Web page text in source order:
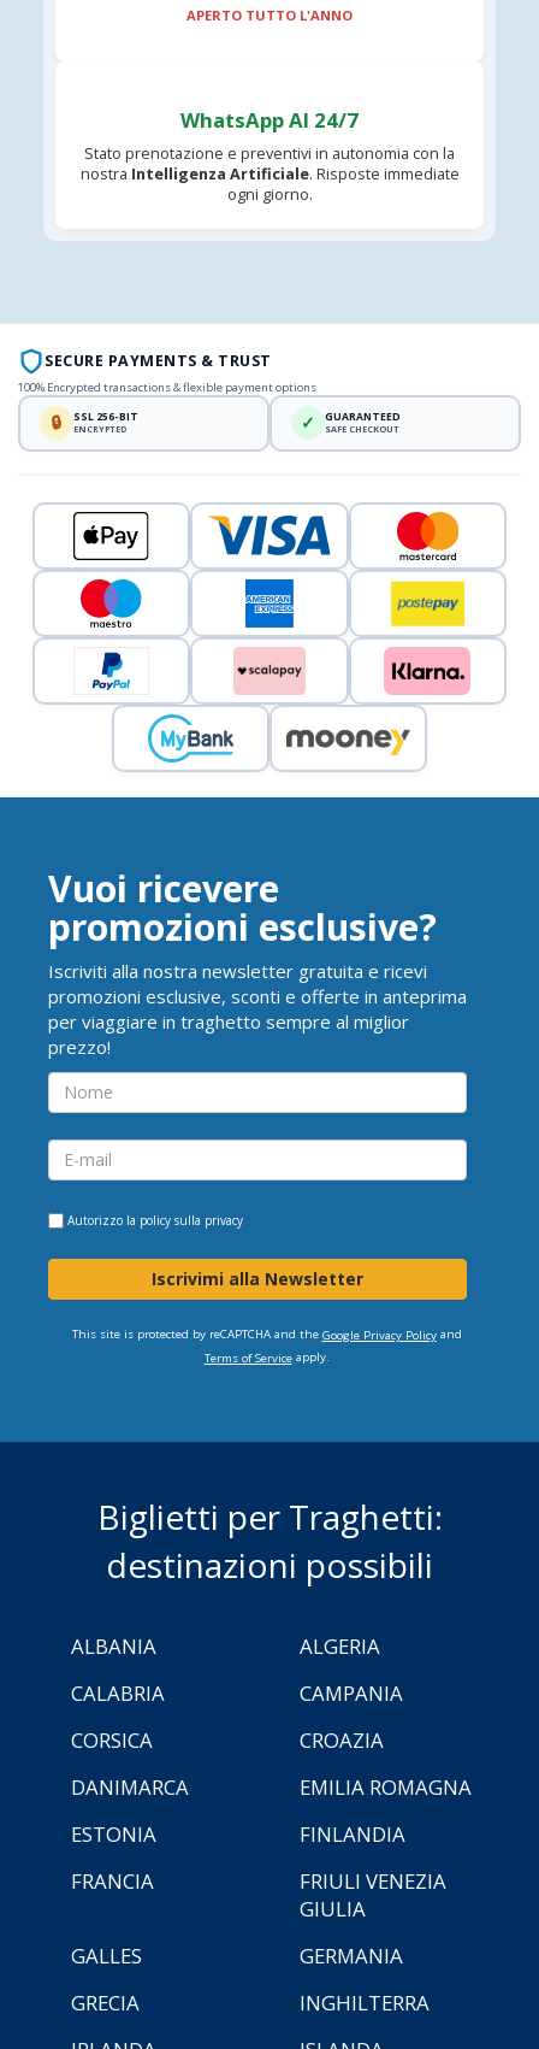
APERTO TUTTO L'ANNO
WhatsApp AI 24/7
Stato prenotazione e preventivi in autonomia con la
nostra Intelligenza Artificiale. Risposte immediate
ogni giorno.
SECURE PAYMENTS & TRUST
100% Encrypted transactions & flexible payment options
🔒 SSL 256-BIT
ENCRYPTED ✓ GUARANTEED
SAFE CHECKOUT
Vuoi ricevere
promozioni esclusive?
Iscriviti alla nostra newsletter gratuita e ricevi
promozioni esclusive, sconti e offerte in anteprima
per viaggiare in traghetto sempre al miglior
prezzo!
Autorizzo la policy sulla privacy
Iscrivimi alla Newsletter
This site is protected by reCAPTCHA and the Google Privacy Policyand
Terms of Serviceapply.
Biglietti per Traghetti:
destinazioni possibili
ALBANIA
ALGERIA
CALABRIA
CAMPANIA
CORSICA
CROAZIA
DANIMARCA
EMILIA ROMAGNA
ESTONIA
FINLANDIA
FRANCIA
FRIULI VENEZIA
GIULIA
GALLES
GERMANIA
GRECIA
INGHILTERRA